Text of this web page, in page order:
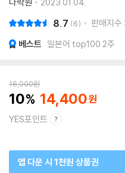
8.7 6 판매지수
베스트 일본어 top100 2주
16,000원
10 14,400
YES포인트
앱 다운 시 1천원 상품권